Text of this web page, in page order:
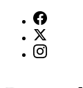
contenido
(presiona